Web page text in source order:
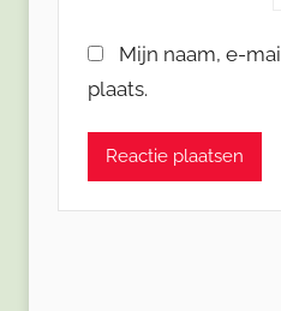
Mijn naam, e-
plaats.